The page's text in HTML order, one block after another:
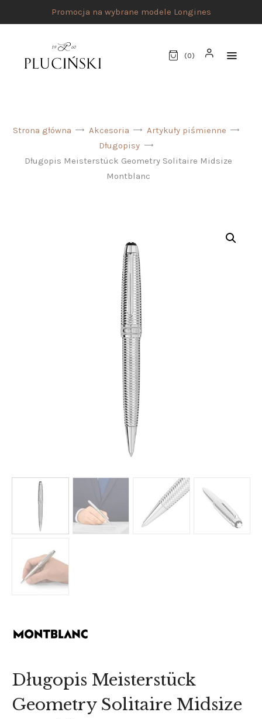
Promocja na wybrane modele Longines
(0)
UMÓW SPOTKANIE
SKLEP
Strona główna Akcesoria
Artykuły piśmienne
Długopisy
Długopis Meisterstück Geometry Solitaire Midsize
Montblanc
Długopis Meisterstück
Geometry Solitaire Midsize